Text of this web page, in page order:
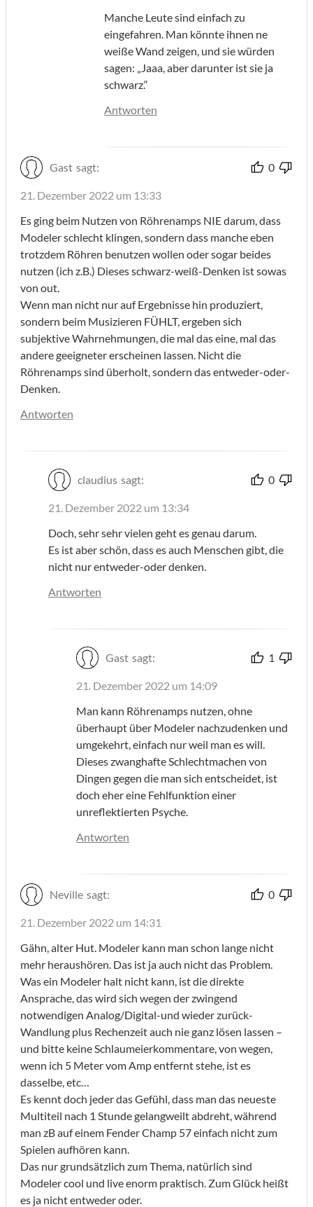
Manche Leute sind einfach zu
eingefahren. Man könnte ihnen ne
weiße Wand zeigen, und sie würden
sagen: „Jaaa, aber darunter ist sie ja
schwarz.“
Antworten
Gast sagt: 0
21. Dezember 2022 um 13:33
Es ging beim Nutzen von Röhrenamps NIE darum, dass
Modeler schlecht klingen, sondern dass manche eben
trotzdem Röhren benutzen wollen oder sogar beides
nutzen (ich z.B.) Dieses schwarz-weiß-Denken ist sowas
von out.
Wenn man nicht nur auf Ergebnisse hin produziert,
sondern beim Musizieren FÜHLT, ergeben sich
subjektive Wahrnehmungen, die mal das eine, mal das
andere geeigneter erscheinen lassen. Nicht die
Röhrenamps sind überholt, sondern das entweder-oder-
Denken.
Antworten
claudius sagt: 0
21. Dezember 2022 um 13:34
Doch, sehr sehr vielen geht es genau darum.
Es ist aber schön, dass es auch Menschen gibt, die
nicht nur entweder-oder denken.
Antworten
Gast sagt: 1
21. Dezember 2022 um 14:09
Man kann Röhrenamps nutzen, ohne
überhaupt über Modeler nachzudenken und
umgekehrt, einfach nur weil man es will.
Dieses zwanghafte Schlechtmachen von
Dingen gegen die man sich entscheidet, ist
doch eher eine Fehlfunktion einer
unreflektierten Psyche.
Antworten
Neville sagt: 0
21. Dezember 2022 um 14:31
Gähn, alter Hut. Modeler kann man schon lange nicht
mehr heraushören. Das ist ja auch nicht das Problem.
Was ein Modeler halt nicht kann, ist die direkte
Ansprache, das wird sich wegen der zwingend
notwendigen Analog/Digital-und wieder zurück-
Wandlung plus Rechenzeit auch nie ganz lösen lassen –
und bitte keine Schlaumeierkommentare, von wegen,
wenn ich 5 Meter vom Amp entfernt stehe, ist es
dasselbe, etc…
Es kennt doch jeder das Gefühl, dass man das neueste
Multiteil nach 1 Stunde gelangweilt abdreht, während
man zB auf einem Fender Champ 57 einfach nicht zum
Spielen aufhören kann.
Das nur grundsätzlich zum Thema, natürlich sind
Modeler cool und live enorm praktisch. Zum Glück heißt
es ja nicht entweder oder.